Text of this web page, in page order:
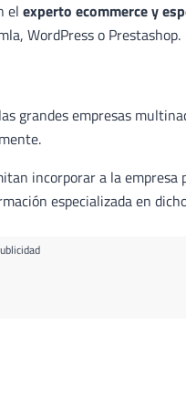
el experto ecommerce y
WordPress o Prestashop.
grandes empresas
incorporar a la
especializada en